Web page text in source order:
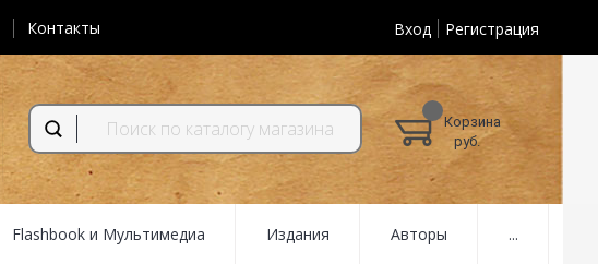
Контакты Вход Регистрация
Корзина
руб.
Flashbook и Мультимедиа Издания Авторы ...